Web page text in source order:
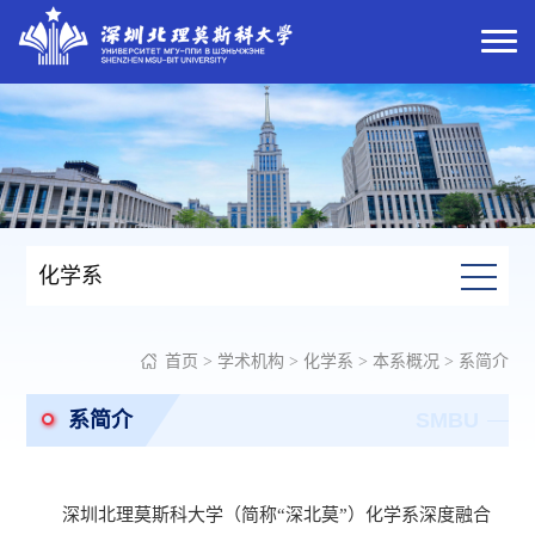
化学系
首页 > 学术机构 > 化学系 > 本系概况> 系简介
系简介
深圳北理莫斯科大学（简称“深北莫”）化学系深度融合